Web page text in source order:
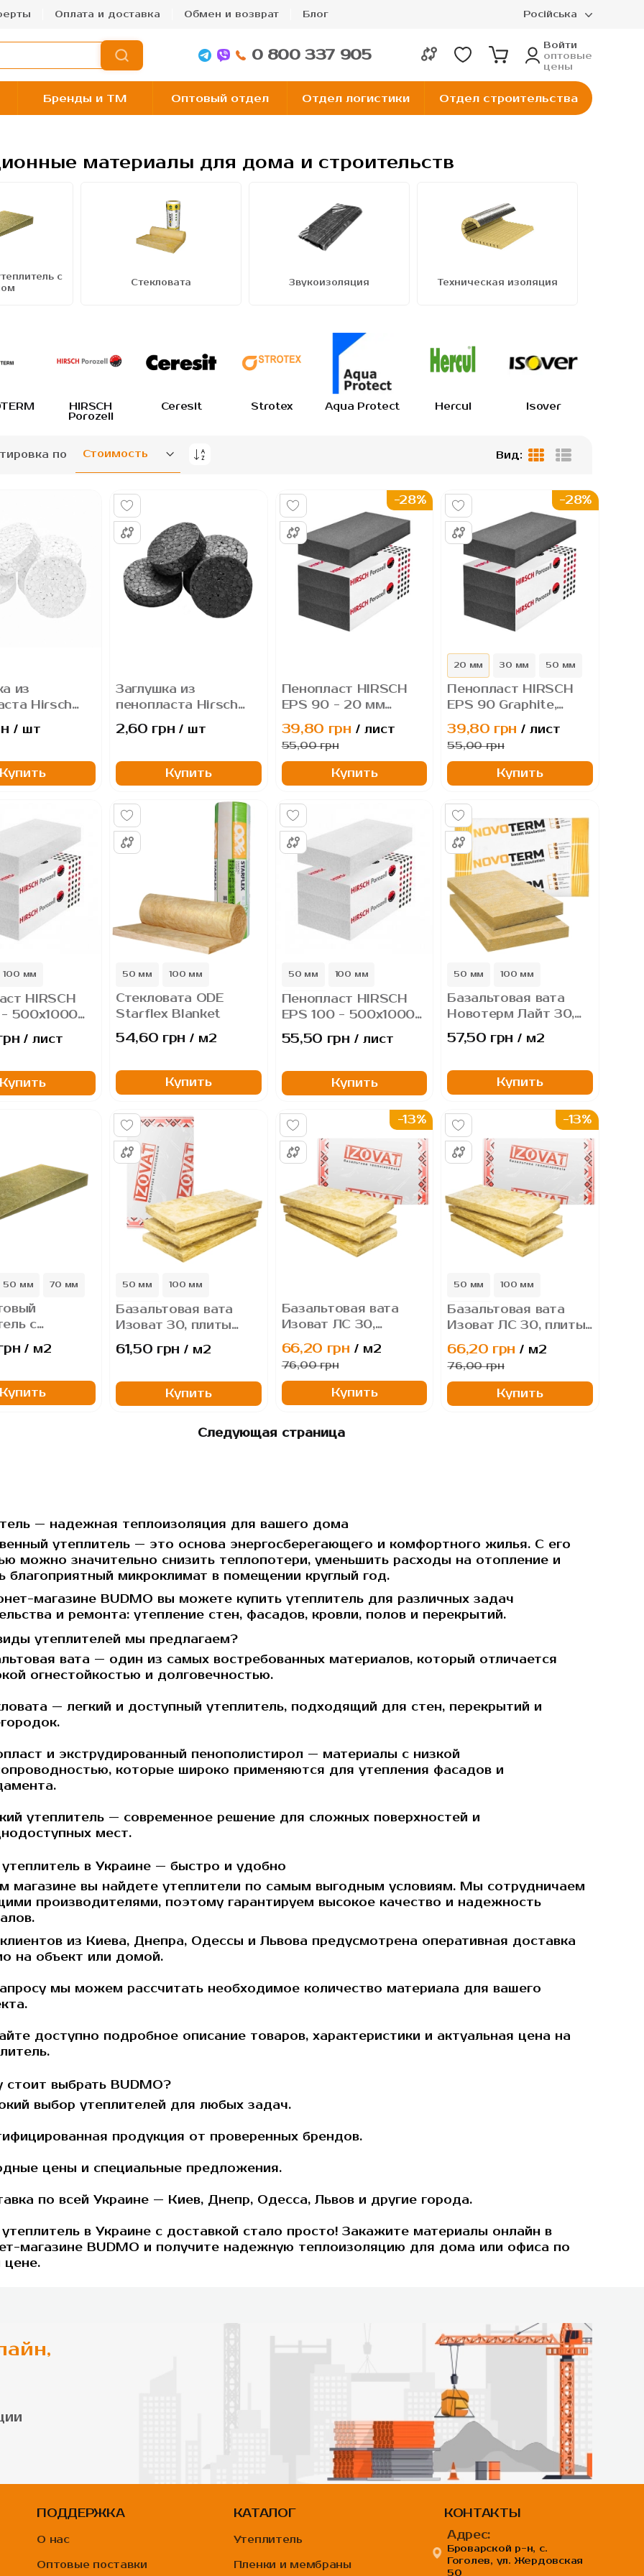
Оплата и доставка Обмен и возврат Блог Російська
0 800 337 905
Войти
оптовые
цены
Бренды и TM Оптовый отдел Отдел логистики Отдел строительства
материалы для дома и строительств
с
Стекловата Звукоизоляция Техническая изоляция
HIRSCH
Porozell
Ceresit Strotex Aqua Protect Hercul Isover
по
Задать
Вид:
из
Hirsch
фрезу для
17мм)
/ шт
Купить
Заглушка из
пенопласта Hirsch
графитовая во фрезу
для утеплителей,
(толщина 17мм)
2,60 грн / шт
Купить
-28%
Пенопласт HIRSCH
EPS 90 - 20 мм
Graphite, графитовый
пенополистирол.
39,80 грн / лист
55,00 грн
Купить
-28%
20 мм 30 мм 50 мм
...
Пенопласт HIRSCH
EPS 90 Graphite,
графитовый
пенополистирол
39,80 грн / лист
55,00 грн
Купить
100 мм
HIRSCH
- 500х1000
/ лист
Купить
50 мм 100 мм
Стекловата ODE
Starflex Blanket
54,60 грн / м2
Купить
50 мм 100 мм
150 мм
Пенопласт HIRSCH
EPS 100 - 500х1000
мм, плиты
пенополистирольные
55,50 грн / лист
Купить
50 мм 100 мм
Базальтовая вата
Новотерм Лайт 30,
минераловатные
плиты.
57,50 грн / м2
Купить
50 мм 70 мм
с
Lamrock Н30
/ м2
Купить
50 мм 100 мм
150 мм
Базальтовая вата
Изоват 30, плиты
минераловатные
61,50 грн / м2
Купить
-13%
Базальтовая вата
Изоват ЛС 30,
минераловатные
плиты - 50 мм
66,20 грн / м2
76,00 грн
Купить
-13%
50 мм 100 мм
150 мм
Базальтовая вата
Изоват ЛС 30, плиты
минераловатные
66,20 грн / м2
76,00 грн
Купить
Следующая страница
— надежная теплоизоляция для вашего дома
утеплитель — это основа энергосберегающего и комфортного жилья. С его
можно значительно снизить теплопотери, уменьшить расходы на отопление и
благоприятный микроклимат в помещении круглый год.
магазине BUDMO вы можете купить утеплитель для различных задач
и ремонта: утепление стен, фасадов, кровли, полов и перекрытий.
утеплителей мы предлагаем?
вата — один из самых востребованных материалов, который отличается
огнестойкостью и долговечностью.
— легкий и доступный утеплитель, подходящий для стен, перекрытий и
и экструдированный пенополистирол — материалы с низкой
которые широко применяются для утепления фасадов и
утеплитель— современное решение для сложных поверхностей и
мест.
утеплитель в Украине — быстро и удобно
магазине вы найдете утеплители по самым выгодным условиям. Мы сотрудничаем
производителями, поэтому гарантируем высокое качество и надежность
из Киева, Днепра, Одессы и Львова предусмотрена оперативная доставка
на объект или домой.
мы можем рассчитать необходимое количество материала для вашего
доступно подробное описание товаров, характеристики и актуальная цена на
стоит выбрать BUDMO?
выбор утеплителей для любых задач.
продукция от проверенных брендов.
цены и специальные предложения.
по всей Украине — Киев, Днепр, Одесса, Львов и другие города.
в Украинес доставкой стало просто! Закажите материалы онлайн в
магазине BUDMO и получите надежную теплоизоляцию для дома или офиса по
цене.
ПОДДЕРЖКА
О нас
Оптовые поставки
КАТАЛОГ
Утеплитель
Пленки и мембраны
КОНТАКТЫ
Адрес:
Броварской р-н, с.
Гоголев, ул. Жердовская
50